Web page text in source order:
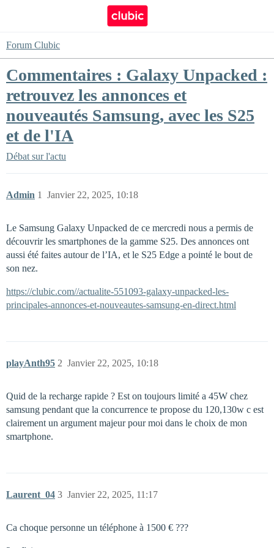
Forum Clubic
Commentaires : Galaxy Unpacked :
retrouvez les annonces et
nouveautés Samsung, avec les S25
et de l'IA
Débat sur l'actu
Admin Janvier 22, 2025, 10:18
1
Le Samsung Galaxy Unpacked de ce mercredi nous a permis de
découvrir les smartphones de la gamme S25. Des annonces ont
aussi été faites autour de l’IA, et le S25 Edge a pointé le bout de
son nez.
https://clubic.com//actualite-551093-galaxy-unpacked-les-
principales-annonces-et-nouveautes-samsung-en-direct.html
playAnth95 Janvier 22, 2025, 10:18
2
Quid de la recharge rapide ? Est on toujours limité a 45W chez
samsung pendant que la concurrence te propose du 120,130w c est
clairement un argument majeur pour moi dans le choix de mon
smartphone.
Laurent_04 Janvier 22, 2025, 11:17
3
Ca choque personne un téléphone à 1500 € ???